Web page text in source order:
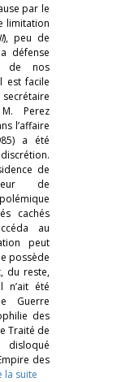
par le
limitation
II), peu de
défense
de nos
est facile
Perez
l’affaire
a été
de
de
cachés
au
peut
possède
du reste,
n’ait été
Guerre
des
Traité de
disloqué
des
la suite